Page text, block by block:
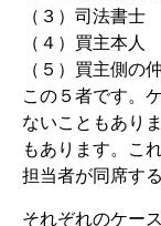
（３）司法書士
（４）買主本人
（５）買主側の
この５者です。
ないこともあり
もあります。こ
担当者が同席す
それぞれのケー